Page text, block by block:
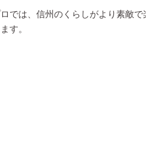
では、信州のくらしがより素敵で
す。